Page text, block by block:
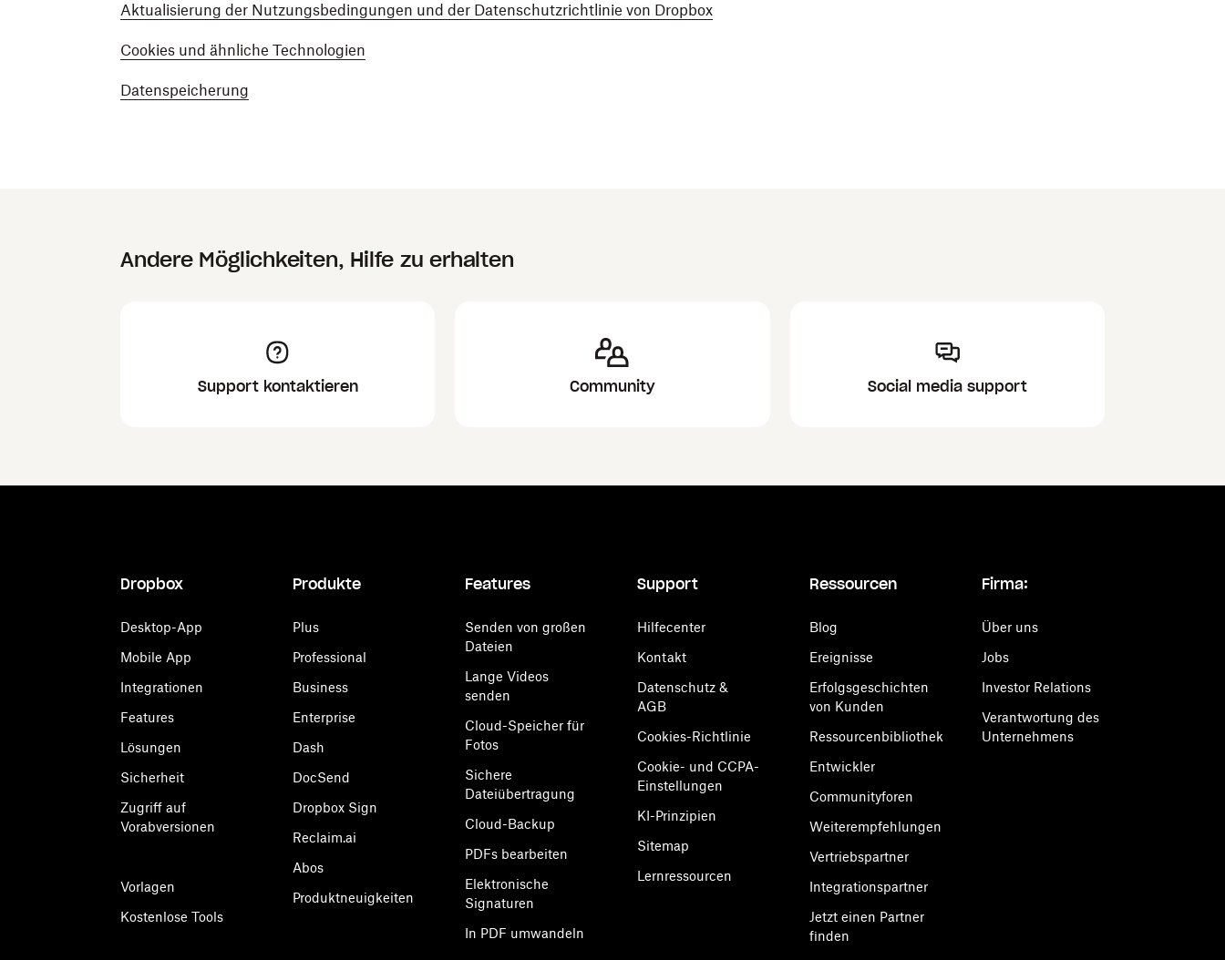
Aktualisierung der Nutzungsbedingungen und der Datenschutzrichtlinie von Dropbox
Cookies und ähnliche Technologien
Datenspeicherung
Andere Möglichkeiten, Hilfe zu erhalten
Support kontaktieren Community Social media support
Dropbox
Desktop-App
Mobile App
Integrationen
Features
Lösungen
Sicherheit
Zugriff auf
Vorabversionen
Vorlagen
Kostenlose Tools
Produkte
Plus
Professional
Business
Enterprise
Dash
DocSend
Dropbox Sign
Reclaim.ai
Abos
Produktneuigkeiten
Features
Senden von großen
Dateien
Lange Videos
senden
Cloud-Speicher für
Fotos
Sichere
Dateiübertragung
Cloud-Backup
PDFs bearbeiten
Elektronische
Signaturen
In PDF umwandeln
Support
Hilfecenter
Kontakt
Datenschutz &
AGB
Cookies-Richtlinie
Cookie- und CCPA-
Einstellungen
KI-Prinzipien
Sitemap
Lernressourcen
Ressourcen
Blog
Ereignisse
Erfolgsgeschichten
von Kunden
Ressourcenbibliothek
Entwickler
Communityforen
Weiterempfehlungen
Vertriebspartner
Integrationspartner
Jetzt einen Partner
finden
Firma:
Über uns
Jobs
Investor Relations
Verantwortung des
Unternehmens